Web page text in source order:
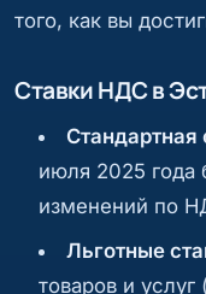
того, как вы
Ставки НДС в
Стандартная
июля 2025 года
изменений по
Льготные
товаров и